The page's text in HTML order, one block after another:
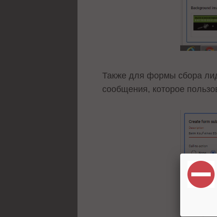
Также для формы сбора
сообщения, которое